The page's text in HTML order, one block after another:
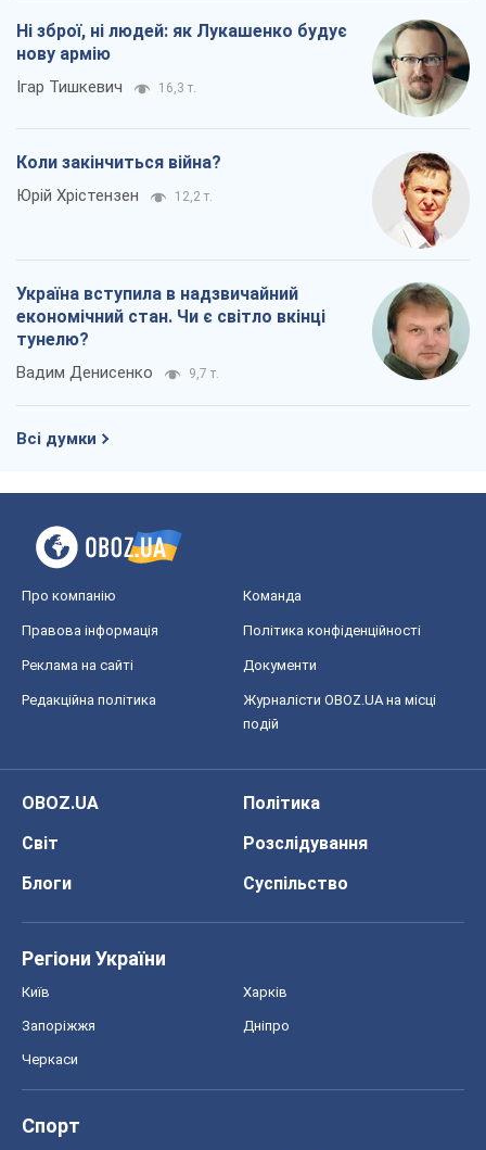
Ні зброї, ні людей: як Лукашенко будує
нову армію
Ігар Тишкевич 16,3 т.
Коли закінчиться війна?
Юрій Хрістензен 12,2 т.
Україна вступила в надзвичайний
економічний стан. Чи є світло вкінці
тунелю?
Вадим Денисенко 9,7 т.
Всі думки
Про компанію Команда
Правова інформація Політика конфіденційності
Реклама на сайті Документи
Редакційна політика
Журналісти OBOZ.UA на місці
подій
OBOZ.UA
Політика
Світ
Розслідування
Блоги
Суспільство
Регіони України
Київ Харків
Запоріжжя Дніпро
Черкаси
Спорт